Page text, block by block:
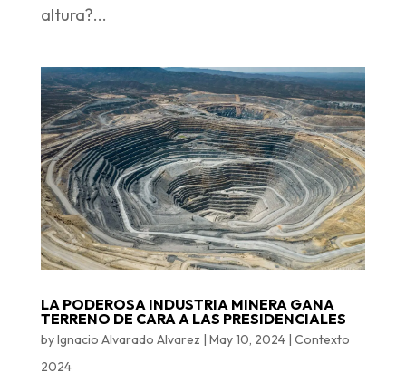
altura?...
LA PODEROSA INDUSTRIA MINERA GANA
TERRENO DE CARA A LAS PRESIDENCIALES
byIgnacio Alvarado Alvarez | May 10, 2024| Contexto
2024